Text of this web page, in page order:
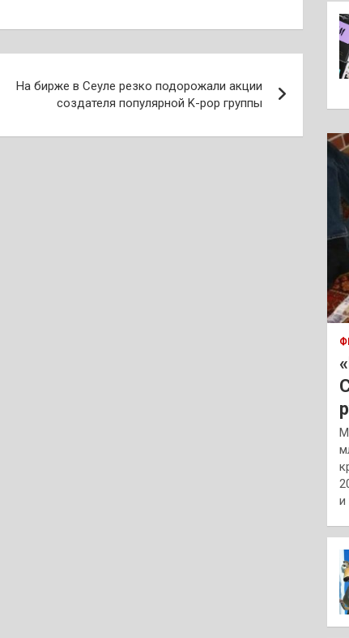
На бирже в Сеуле резко подорожали акции
создателя популярной K-pop группы
и